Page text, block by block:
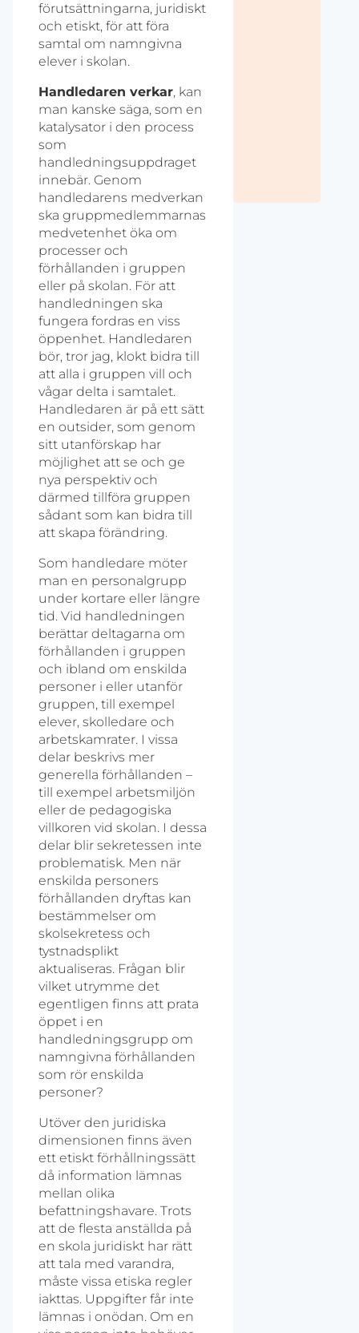
förutsättningarna, juridiskt
och etiskt, för att föra
samtal om namngivna
elever i skolan.
Handledaren verkar, kan
man kanske säga, som en
katalysator i den process
som
handledningsuppdraget
innebär. Genom
handledarens medverkan
ska gruppmedlemmarnas
medvetenhet öka om
processer och
förhållanden i gruppen
eller på skolan. För att
handledningen ska
fungera fordras en viss
öppenhet. Handledaren
bör, tror jag, klokt bidra till
att alla i gruppen vill och
vågar delta i samtalet.
Handledaren är på ett sätt
en outsider, som genom
sitt utanförskap har
möjlighet att se och ge
nya perspektiv och
därmed tillföra gruppen
sådant som kan bidra till
att skapa förändring.
Som handledare möter
man en personalgrupp
under kortare eller längre
tid. Vid handledningen
berättar deltagarna om
förhållanden i gruppen
och ibland om enskilda
personer i eller utanför
gruppen, till exempel
elever, skolledare och
arbetskamrater. I vissa
delar beskrivs mer
generella förhållanden –
till exempel arbetsmiljön
eller de pedagogiska
villkoren vid skolan. I dessa
delar blir sekretessen inte
problematisk. Men när
enskilda personers
förhållanden dryftas kan
bestämmelser om
skolsek­retess och
tystnadsplikt
aktualiseras. Frågan blir
vilket utrymme det
egentligen finns att prata
öppet i en
handledningsgrupp om
namngivna förhållanden
som rör enskilda
personer?
Utöver den juridiska
dimensionen finns även
ett etiskt förhåll­ningssätt
då information lämnas
mellan olika
befattningshavare. Trots
att de flesta anställda på
en skola juridiskt har rätt
att tala med varandra,
måste vissa etiska regler
iakttas. Uppgifter får inte
lämnas i onödan. Om en